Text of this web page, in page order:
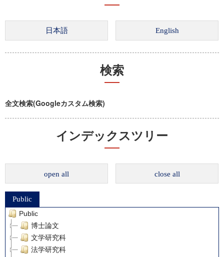
検索
全文検索(Googleカスタム検索)
インデックスツリー
open all close all
Public
Public
博士論文
文学研究科
法学研究科